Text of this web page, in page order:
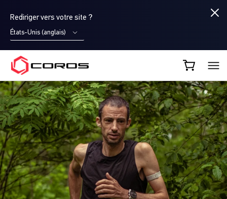
Rediriger vers votre site ?
États-Unis (anglais)
COROS FR